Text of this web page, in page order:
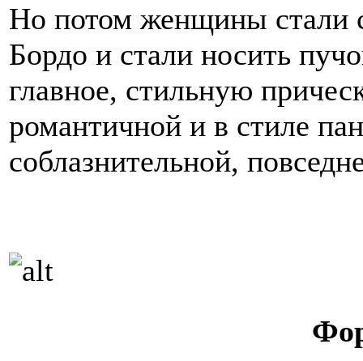
Но потом женщины стали
Бордо и стали носить
главное, стильную
романтичной и в стиле
соблазнительной,